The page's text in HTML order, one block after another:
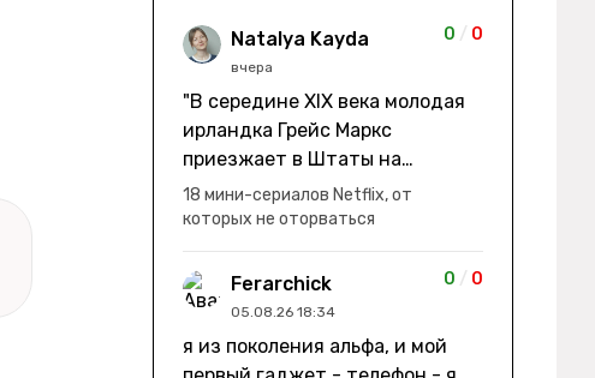
Natalya Kayda
вчера
0 / 0
"В середине XIX века молодая
ирландка Грейс Маркс
приезжает в Штаты на
заработки" не на заработки -
она иммигрирует с семьей и не
в США, а в Канаду "заниматься
сексом ради удовольствия, а
не для зачатия" - героиня уже
ее побега из общины. не в
18 мини-сериалов Netflix, от
которых не оторваться
Ferarchick
05.08.26 18:34
0 / 0
я из поколения альфа, и мой